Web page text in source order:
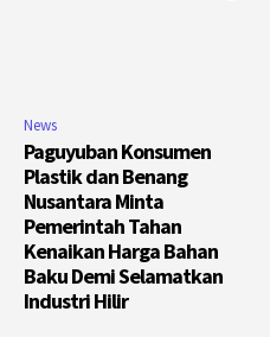
News
Paguyuban Konsumen
Plastik dan Benang
Nusantara Minta
Pemerintah Tahan
Kenaikan Harga Bahan
Baku Demi Selamatkan
Industri Hilir